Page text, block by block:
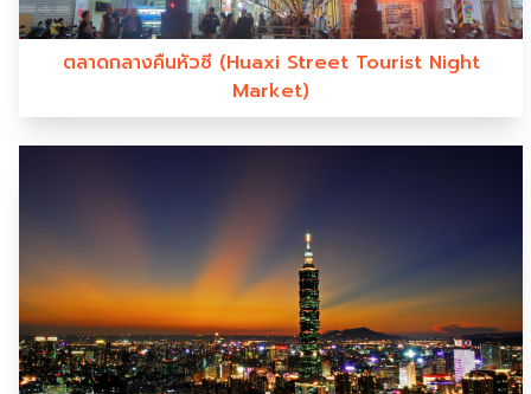
ตลาดกลางคืนหัวซี (Huaxi Street Tourist Night
Market)